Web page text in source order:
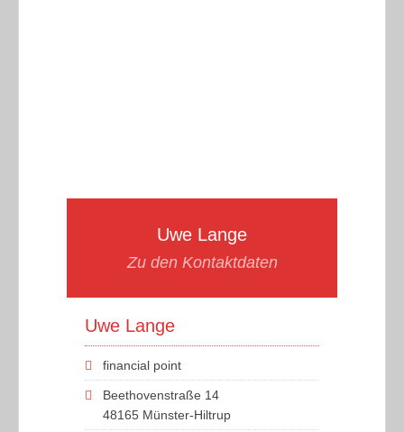
Uwe Lange
Zu den Kontaktdaten
Uwe Lange
financial point
Beethovenstraße 14
48165 Münster-Hiltrup